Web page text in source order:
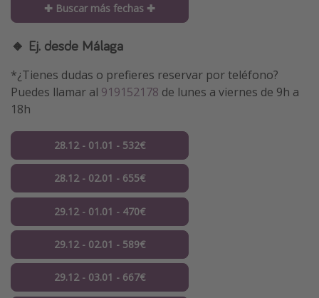
✚ Buscar más fechas ✚
🔸 Ej. desde Málaga
*¿Tienes dudas o prefieres reservar por teléfono?
Puedes llamar al 919152178 de lunes a viernes de 9h a
18h
28.12 - 01.01 - 532€
28.12 - 02.01 - 655€
29.12 - 01.01 - 470€
29.12 - 02.01 - 589€
29.12 - 03.01 - 667€